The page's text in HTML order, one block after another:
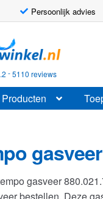
Persoonlijk advies
-5110 reviews
Producten
gasveer